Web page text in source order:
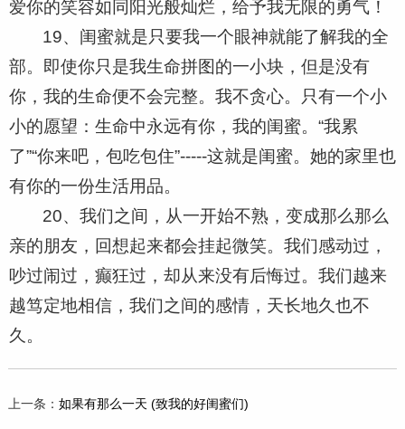
爱你的笑容如同阳光般灿烂，给予我无限的勇气！
19、闺蜜就是只要我一个眼神就能了解我的全
部。即使你只是我生命拼图的一小块，但是没有
你，我的生命便不会完整。我不贪心。只有一个小
小的愿望：生命中永远有你，我的闺蜜。“我累
了”“你来吧，包吃包住”-----这就是闺蜜。她的家里也
有你的一份生活用品。
20、我们之间，从一开始不熟，变成那么那么
亲的朋友，回想起来都会挂起微笑。我们感动过，
吵过闹过，癫狂过，却从来没有后悔过。我们越来
越笃定地相信，我们之间的感情，天长地久也不
久。
上一条： 如果有那么一天 (致我的好闺蜜们)